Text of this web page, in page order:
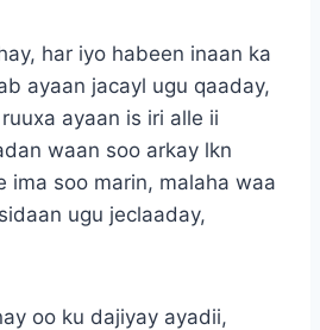
har iyo habeen inaan ka
ayaan jacayl ugu qaaday,
ayaan is iri alle ii
waan soo arkay lkn
ima soo marin, malaha waa
ugu jeclaaday,
oo ku dajiyay ayadii,